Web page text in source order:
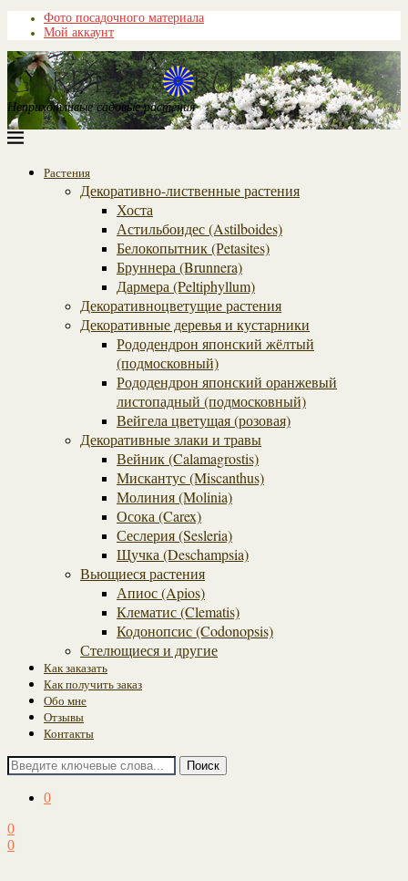
Фото посадочного материала
Мой аккаунт
Неприхотливые садовые растения
Растения
Декоративно-лиственные растения
Хоста
Астильбоидес (Astilboides)
Белокопытник (Рetasites)
Бруннера (Brunnera)
Дармера (Peltiphyllum)
Декоративноцветущие растения
Декоративные деревья и кустарники
Рододендрон японский жёлтый
(подмосковный)
Рододендрон японский оранжевый
листопадный (подмосковный)
Вейгела цветущая (розовая)
Декоративные злаки и травы
Вейник (Calamagrostis)
Мискантус (Miscanthus)
Молиния (Molinia)
Осока (Carex)
Сеслерия (Sesleria)
Щучка (Deschampsia)
Вьющиеся растения
Апиос (Apios)
Клематис (Clematis)
Кодонопсис (Codonopsis)
Стелющиеся и другие
Как заказать
Как получить заказ
Обо мне
Отзывы
Контакты
Поиск
0
0
0